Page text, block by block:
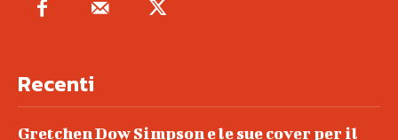
Recenti
Gretchen Dow Simpson e le sue cover per il